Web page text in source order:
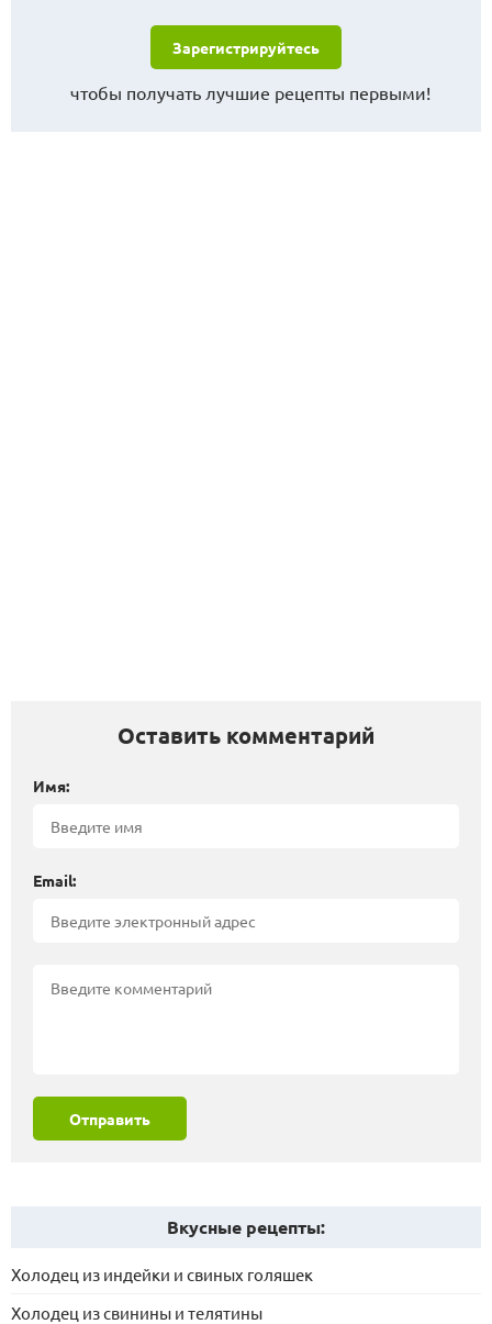
Зарегистрируйтесь
чтобы получать лучшие рецепты первыми!
Оставить комментарий
Имя:
Email:
Отправить
Вкусные рецепты:
Холодец из индейки и свиных голяшек
Холодец из свинины и телятины